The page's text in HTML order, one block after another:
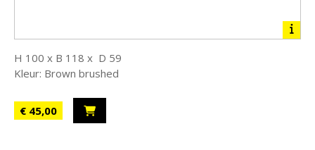
H 100 x B 118 x D 59
Kleur: Brown brushed
€ 45,00